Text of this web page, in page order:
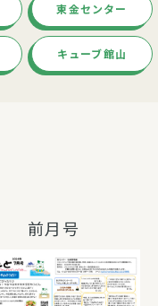
東金センター
キューブ館山
前月号